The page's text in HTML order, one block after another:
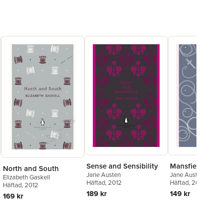
North and South
Elizabeth Gaskell
Häftad, 2012
169 kr
Sense and Sensibility
Jane Austen
Häftad, 2012
189 kr
Mansfield Park
Jane Austen
Häftad, 2012
149 kr